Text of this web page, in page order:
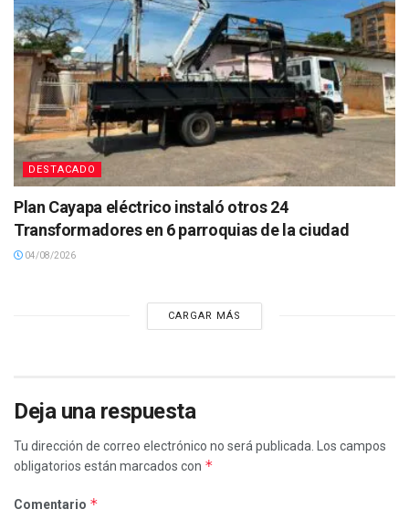
DESTACADO
Plan Cayapa eléctrico instaló otros 24
Transformadores en 6 parroquias de la ciudad
04/08/2026
CARGAR MÁS
Deja una respuesta
Tu dirección de correo electrónico no será publicada.
Los campos
obligatorios están marcados con *
Comentario *